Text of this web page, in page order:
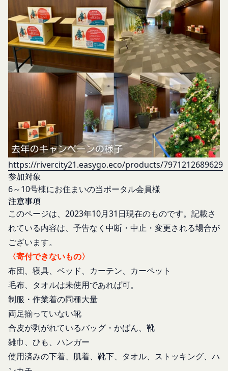
https://rivercity21.easygo.eco/products/7971212689629
参加対象
6～10号棟にお住まいの当ポータル会員様
注意事項
このページは、2023年10月31日現在のものです。記載さ
れている内容は、予告なく中断・中止・変更される場合が
ございます。
〈寄付できないもの〉
布団、寝具、ベッド、カーテン、カーペット
毛布、タオルは未使用であれば可。
制服・作業着の同種大量
両足揃っていない靴
合皮が剥がれているバッグ・かばん、靴
雑巾、ひも、ハンガー
使用済みの下着、肌着、靴下、タオル、ストッキング、ハ
行うサービスを提供する第三者、または、当社のマ
ーケティングのサポートを行う第三者に対して、お
客様情報を提供することがあります。
外部サービスとの連携のための共有
当社は、Facebook、Googleアカウント、Twitter
その他の外部サービスとの連携または外部サービス
を利用した認証にあたり、当該外部サービス運営会
社にお客様情報を提供することがあります。
お客様の居住国内外において、法律、規則、法的手
段または公的もしくは政府機関からの要求により、
当社がお客様情報の全部または一部を開示すること
が必要になる場合があります。
当社は、国家安全保障、法の執行またはその他の交
易の実現のために必要または適切であると判断した
場合、お客様情報の全部または一部を公開すること
があります。
当社は、当社の利用規約の執行、当社の運営または
お客様の保護のために、開示が合理的に必要である
と判断する場合、お客様情報の全部または一部を開
示することがあります。
売却または合併
組織再編、合併または譲渡に際し、当社が取得した
個人情報の全部または一部を関係者に移転すること
があります。
委託先等の管理
当社は、業務を委託するため委託先にお客様情報を
提供または開示する場合、当該委託先に対し、適切
な取扱いおよび保護を行わせ、第三者への開示・提
第4条（会員登録）
会員登録手続きは、本サービスの会員登録ページか
ら当社の指定する方法に従い、会員登録を希望する
本人が行うものとします。当社に対して会員登録の
申し込みが行われた場合には、登録手続きにおいて
氏名等を入力された本人が当該申し込みを行ったも
のとみなします。
当社は、会員登録を申請した者が以下の各号のいず
れかの事由に該当する場合は、登録を拒否すること
があります。
当社に提供された登録情報の全部又は一部につ
き虚偽、誤記又は記載漏れがあった場合
当該登録希望者が、本サービス又は当社が提供
するその他のサービスの利用に際して、過去に
アカウント削除等の利用停止措置を受けたこと
があり、又は現在受けている場合
未成年者、成年被後見人、被保佐人又は被補助
人のいずれかであって、法定代理人、後見人､保
佐人又は補助人の同意等を得ていなかった場合
会員登録の申請に虚偽の事項が含まれている場
合
過去に当社との契約に違反した者またはその関
係者であると当社が判断した場合
反社会的勢力等（暴力団、暴力団員、右翼団
体、反社会的勢力、その他これに準ずるものを
意味します。以下同じ。）であるまたは資金提
供その他を通じて反社会的勢力等の維持、運営
もしくは経営に協力もしくは関与する等反社会